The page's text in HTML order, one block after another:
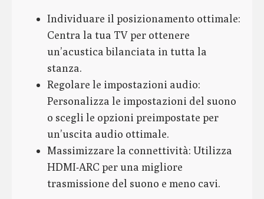
Individuare il posizionamento ottimale:
Centra la tua TV per ottenere
un’acustica bilanciata in tutta la
stanza.
Regolare le impostazioni audio:
Personalizza le impostazioni del suono
o scegli le opzioni preimpostate per
un’uscita audio ottimale.
Massimizzare la connettività: Utilizza
HDMI-ARC per una migliore
trasmissione del suono e meno cavi.